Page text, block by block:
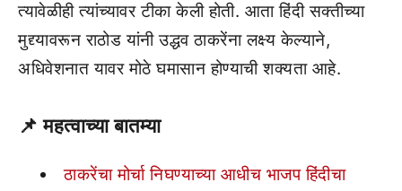
त्यावेळीही त्यांच्यावर टीका केली होती. आता हिंदी सक्तीच्या
मुद्द्यावरून राठोड यांनी उद्धव ठाकरेंना लक्ष्य केल्याने,
अधिवेशनात यावर मोठे घमासान होण्याची शक्यता आहे.
📌 महत्वाच्या बातम्या
ठाकरेंचा मोर्चा निघण्याच्या आधीच भाजप हिंदीचा